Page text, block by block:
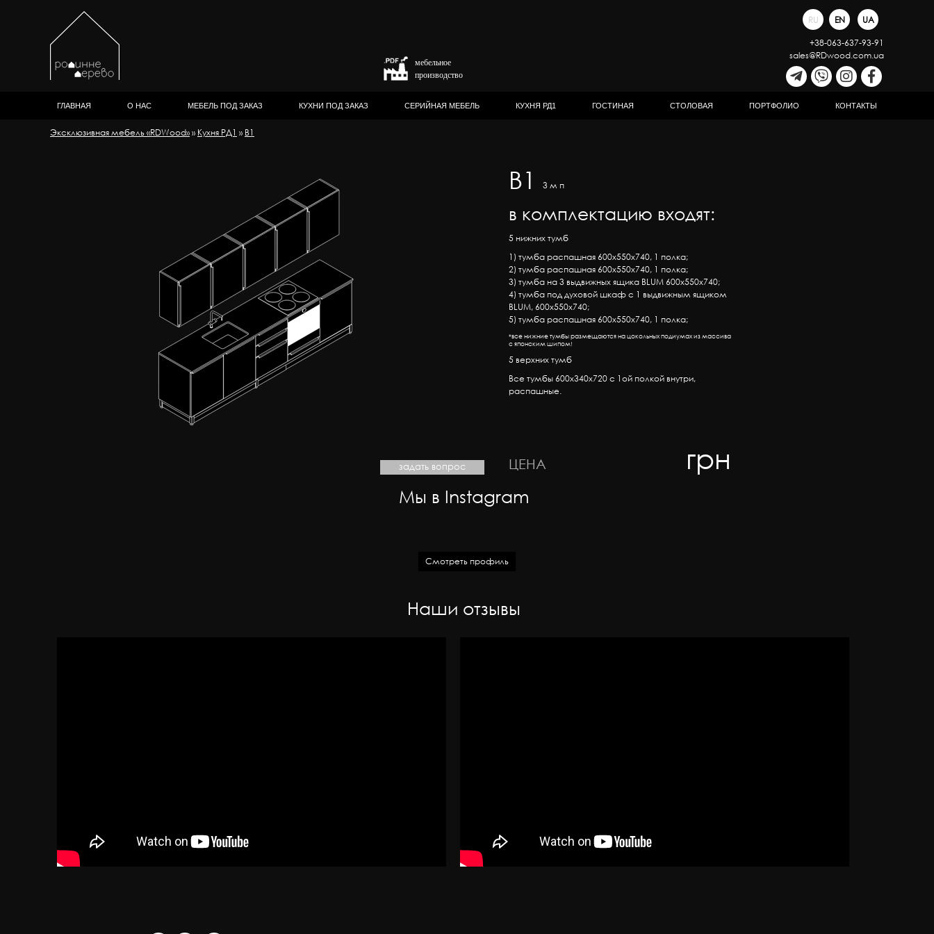
RU EN
UA
+38-063-637-93-91
sales@RDwood.com.ua
мебельное
производство
ГЛАВНАЯ О НАС МЕБЕЛЬ ПОД ЗАКАЗ КУХНИ ПОД ЗАКАЗ СЕРИЙНАЯ МЕБЕЛЬ КУХНЯ РД1 ГОСТИНАЯ СТОЛОВАЯ ПОРТФОЛИО КОНТАКТЫ
Эксклюзивная мебель «RDWood»» Кухня РД1 » В1
задать вопрос
В1 3 м п
в комплектацию входят:
5 нижних тумб
1) тумба распашная 600х550х740, 1 полка;
2) тумба распашная 600х550х740, 1 полка;
3) тумба на 3 выдвижных ящика BLUM 600х550х740;
4) тумба под духовой шкаф с 1 выдвижным ящиком
BLUM, 600х550х740;
5) тумба распашная 600х550х740, 1 полка;
*все нижние тумбы размещаются на цокольных подиумах из массива
с японским шипом!
5 верхних тумб
Все тумбы 600х340х720 с 1ой полкой внутри,
распашные.
ЦЕНА грн
Мы в Instagram
Смотреть профиль
Наши отзывы